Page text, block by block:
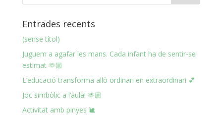
Entrades recents
(sense títol)
Juguem a agafar les mans. Cada infant ha de sentir-se
estimat 🫶🏼
L’educació transforma allò ordinari en extraordinari 💕
Joc simbòlic a l’aula! 🫶🏼
Activitat amb pinyes 🐌